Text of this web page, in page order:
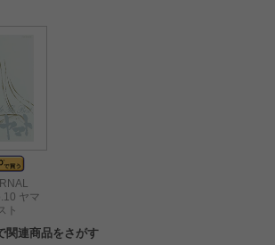
ヤマ
ト
連商品をさがす